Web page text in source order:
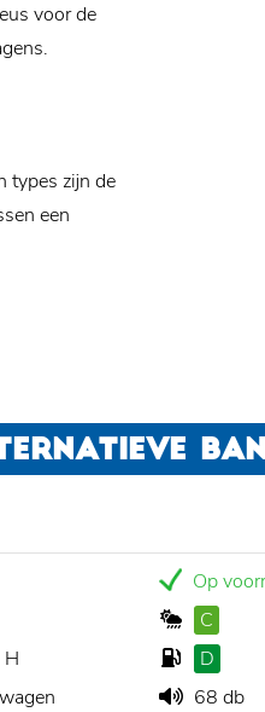
voor de
types zijn de
een
Op
C
D
68 db